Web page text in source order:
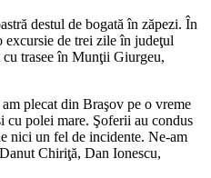
destul de bogată în zăpezi. În
excursie de trei zile în judeţul
cu trasee în Munţii Giurgeu,
plecat din Braşov pe o vreme
cu polei mare. Şoferii au condus
nici un fel de incidente. Ne-am
Chiriţă, Dan Ionescu,